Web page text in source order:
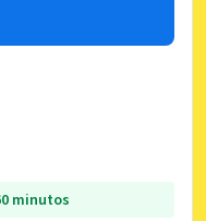
minutos